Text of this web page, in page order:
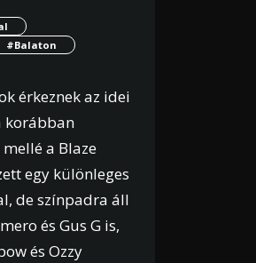
#Balaton
érkeznek az idei
korábban
a Blaze
egy különleges
de színpadra áll
és Gus G is,
és Ozzy